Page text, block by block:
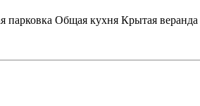
парковка Общая кухня Крытая веранда